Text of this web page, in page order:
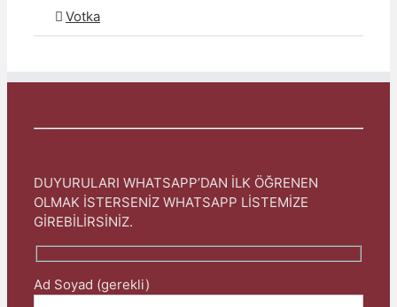
Votka
DUYURULARI WHATSAPP’DAN İLK ÖĞRENEN
OLMAK İSTERSENİZ WHATSAPP LİSTEMİZE
GİREBİLİRSİNİZ.
Ad Soyad (gerekli)